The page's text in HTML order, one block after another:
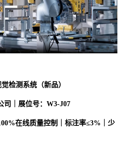
检测系统（新品）
司｜展位号：W3-J07
在线质量控制｜标注率≤3%｜少